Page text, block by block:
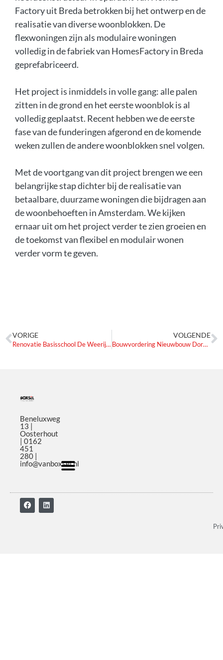
Factory uit Breda betrokken bij het ontwerp en de
realisatie van diverse woonblokken. De
flexwoningen zijn als modulaire woningen
volledig in de fabriek van HomesFactory in Breda
geprefabriceerd.
Het project is inmiddels in volle gang: alle palen
zitten in de grond en het eerste woonblok is al
volledig geplaatst. Recent hebben we de eerste
fase van de funderingen afgerond en de komende
weken zullen de andere woonblokken snel volgen.
Met de voortgang van dit project brengen we een
belangrijke stap dichter bij de realisatie van
betaalbare, duurzame woningen die bijdragen aan
de woonbehoeften in Amsterdam. We kijken
ernaar uit om het project verder te zien groeien en
de toekomst van flexibel en modulair wonen
verder vorm te geven.
VORIGE
Renovatie Basisschool De Weerijs, Breda
VOLGENDE
Bouwvordering Nieuwbouw Dordthuis te Dordrecht
Beneluxweg
13 |
Oosterhout
| 0162
451
280 |
info@vanboxsel.nl